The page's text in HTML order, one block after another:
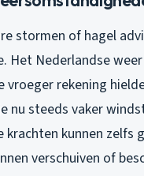
stormen of hagel
Het Nederlandse
vroeger rekening
nu steeds vaker
krachten kunnen zelfs
verschuiven of